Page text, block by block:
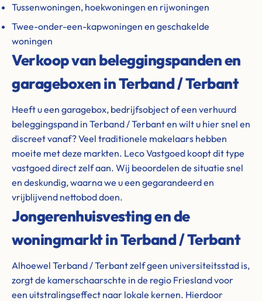
Tussenwoningen, hoekwoningen en rijwoningen
Twee-onder-een-kapwoningen en geschakelde
woningen
Verkoop van beleggingspanden en
garageboxen in Terband / Terbant
Heeft u een garagebox, bedrijfsobject of een verhuurd
beleggingspand in Terband / Terbant en wilt u hier snel en
discreet vanaf? Veel traditionele makelaars hebben
moeite met deze markten. Leco Vastgoed koopt dit type
vastgoed direct zelf aan. Wij beoordelen de situatie snel
en deskundig, waarna we u een gegarandeerd en
vrijblijvend nettobod doen.
Jongerenhuisvesting en de
woningmarkt in Terband / Terbant
Alhoewel Terband / Terbant zelf geen universiteitsstad is,
zorgt de kamerschaarschte in de regio Friesland voor
een uitstralingseffect naar lokale kernen. Hierdoor